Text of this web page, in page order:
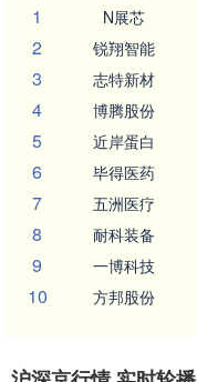
1
N展芯
2 锐翔智能
3 志特新材
4 博腾股份
5 近岸蛋白
6 毕得医药
7 五洲医疗
8 耐科装备
9 一博科技
10 方邦股份